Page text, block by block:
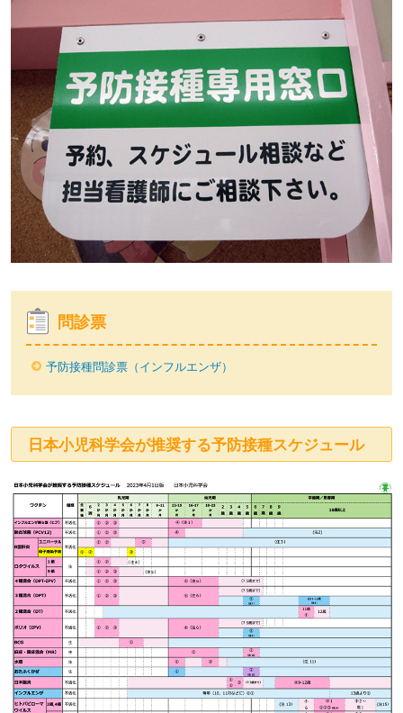
問診票
予防接種問診票（インフルエンザ）
日本小児科学会が推奨する予防接種スケジュール